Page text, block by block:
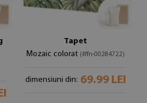
Tapet
Mozaic colorat (#ffn-00284722)
dimensiuni din: 69.99 LEI